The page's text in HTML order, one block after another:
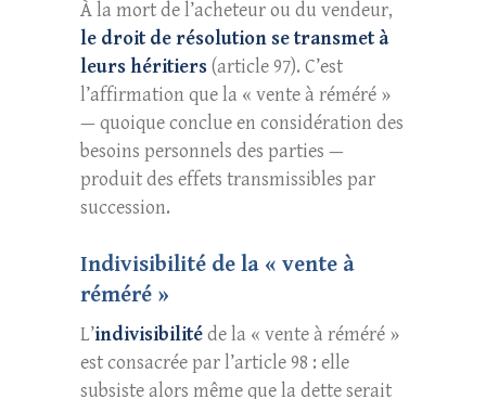
À la mort de l’acheteur ou du vendeur,
le droit de résolution se transmet à
leurs héritiers(article 97). C’est
l’affirmation que la « vente à réméré »
— quoique conclue en considération des
besoins personnels des parties —
produit des effets transmissibles par
succession.
Indivisibilité de la « vente à
réméré »
L’indivisibilitéde la « vente à réméré »
est consacrée par l’article 98 : elle
subsiste alors même que la dette serait